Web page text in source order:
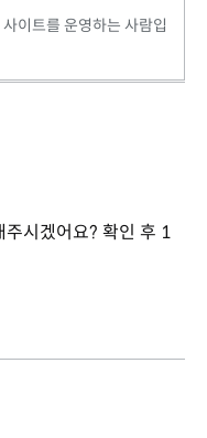
이트를 운영하는 사람입
시겠어요? 확인 후 1